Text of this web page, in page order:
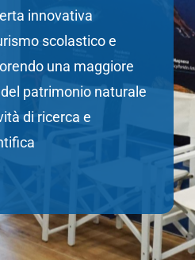
innovativa
scolastico e
una maggiore
del patrimonio naturale
di ricerca e